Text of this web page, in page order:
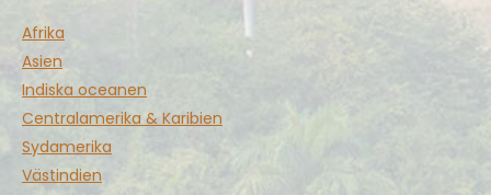
Afrika
Asien
Indiska oceanen
Centralamerika & Karibien
Sydamerika
Västindien